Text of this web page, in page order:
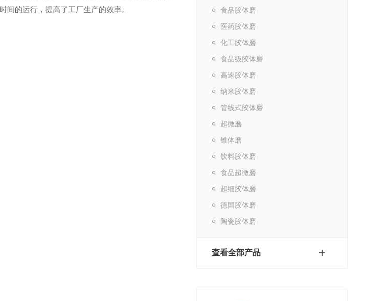
食品胶体磨
医药胶体磨
化工胶体磨
食品级胶体磨
高速胶体磨
纳米胶体磨
管线式胶体磨
超微磨
锥体磨
饮料胶体磨
食品超微磨
超细胶体磨
德国胶体磨
陶瓷胶体磨
查看全部产品
间的运行，提高了工厂生产的效率。